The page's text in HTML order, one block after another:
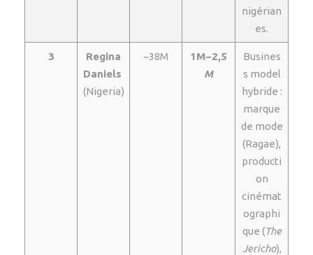
nigérian
es.
3
Regina
Daniels
(Nigeria)
~38M
1M−2,5
M
Busines
s model
hybride :
marque
de mode
(Ragae),
producti
on
cinémat
ographi
que (The
Jericho),